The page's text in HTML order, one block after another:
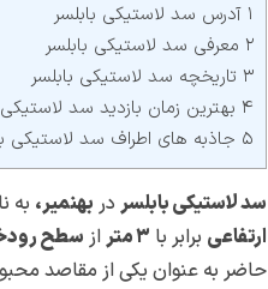
۱ آدرس سد لاستیکی بابلسر
۲ معرفی سد لاستیکی بابلسر
۳ تاریخچه سد لاستیکی بابلسر
۴ بهترین زمان بازدید سد لاستیکی بابلسر
۵ جاذبه های اطراف سد لاستیکی بابلسر
سد لاستیکی بابلسر در بهنمیر، به
ارتفاعی برابر با ۳ متر از سطح
حاضر به عنوان یکی از مقاصد